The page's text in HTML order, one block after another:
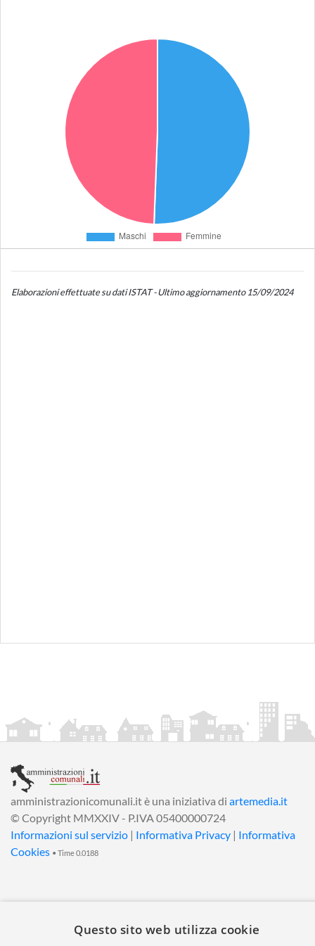
Elaborazioni effettuate su dati ISTAT - Ultimo aggiornamento 15/09/2024
amministrazionicomunali.it è una iniziativa di artemedia.it
© Copyright MMXXIV - P.IVA 05400000724
Informazioni sul servizio | Informativa Privacy | Informativa
Cookies • Time 0.0188
Questo sito web utilizza cookie